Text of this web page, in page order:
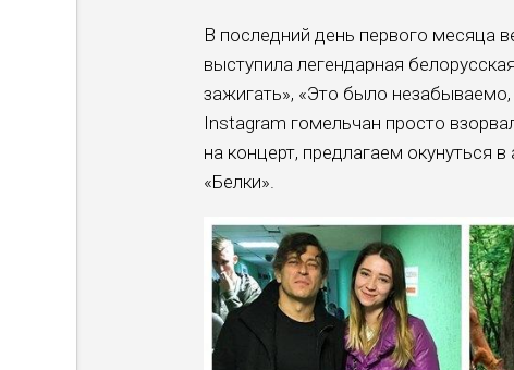
В последний день первого месяца
выступила легендарная
зажигать», «Это было
Instagram гомельчан просто
на концерт, предлагаем окунуться
«Белки».